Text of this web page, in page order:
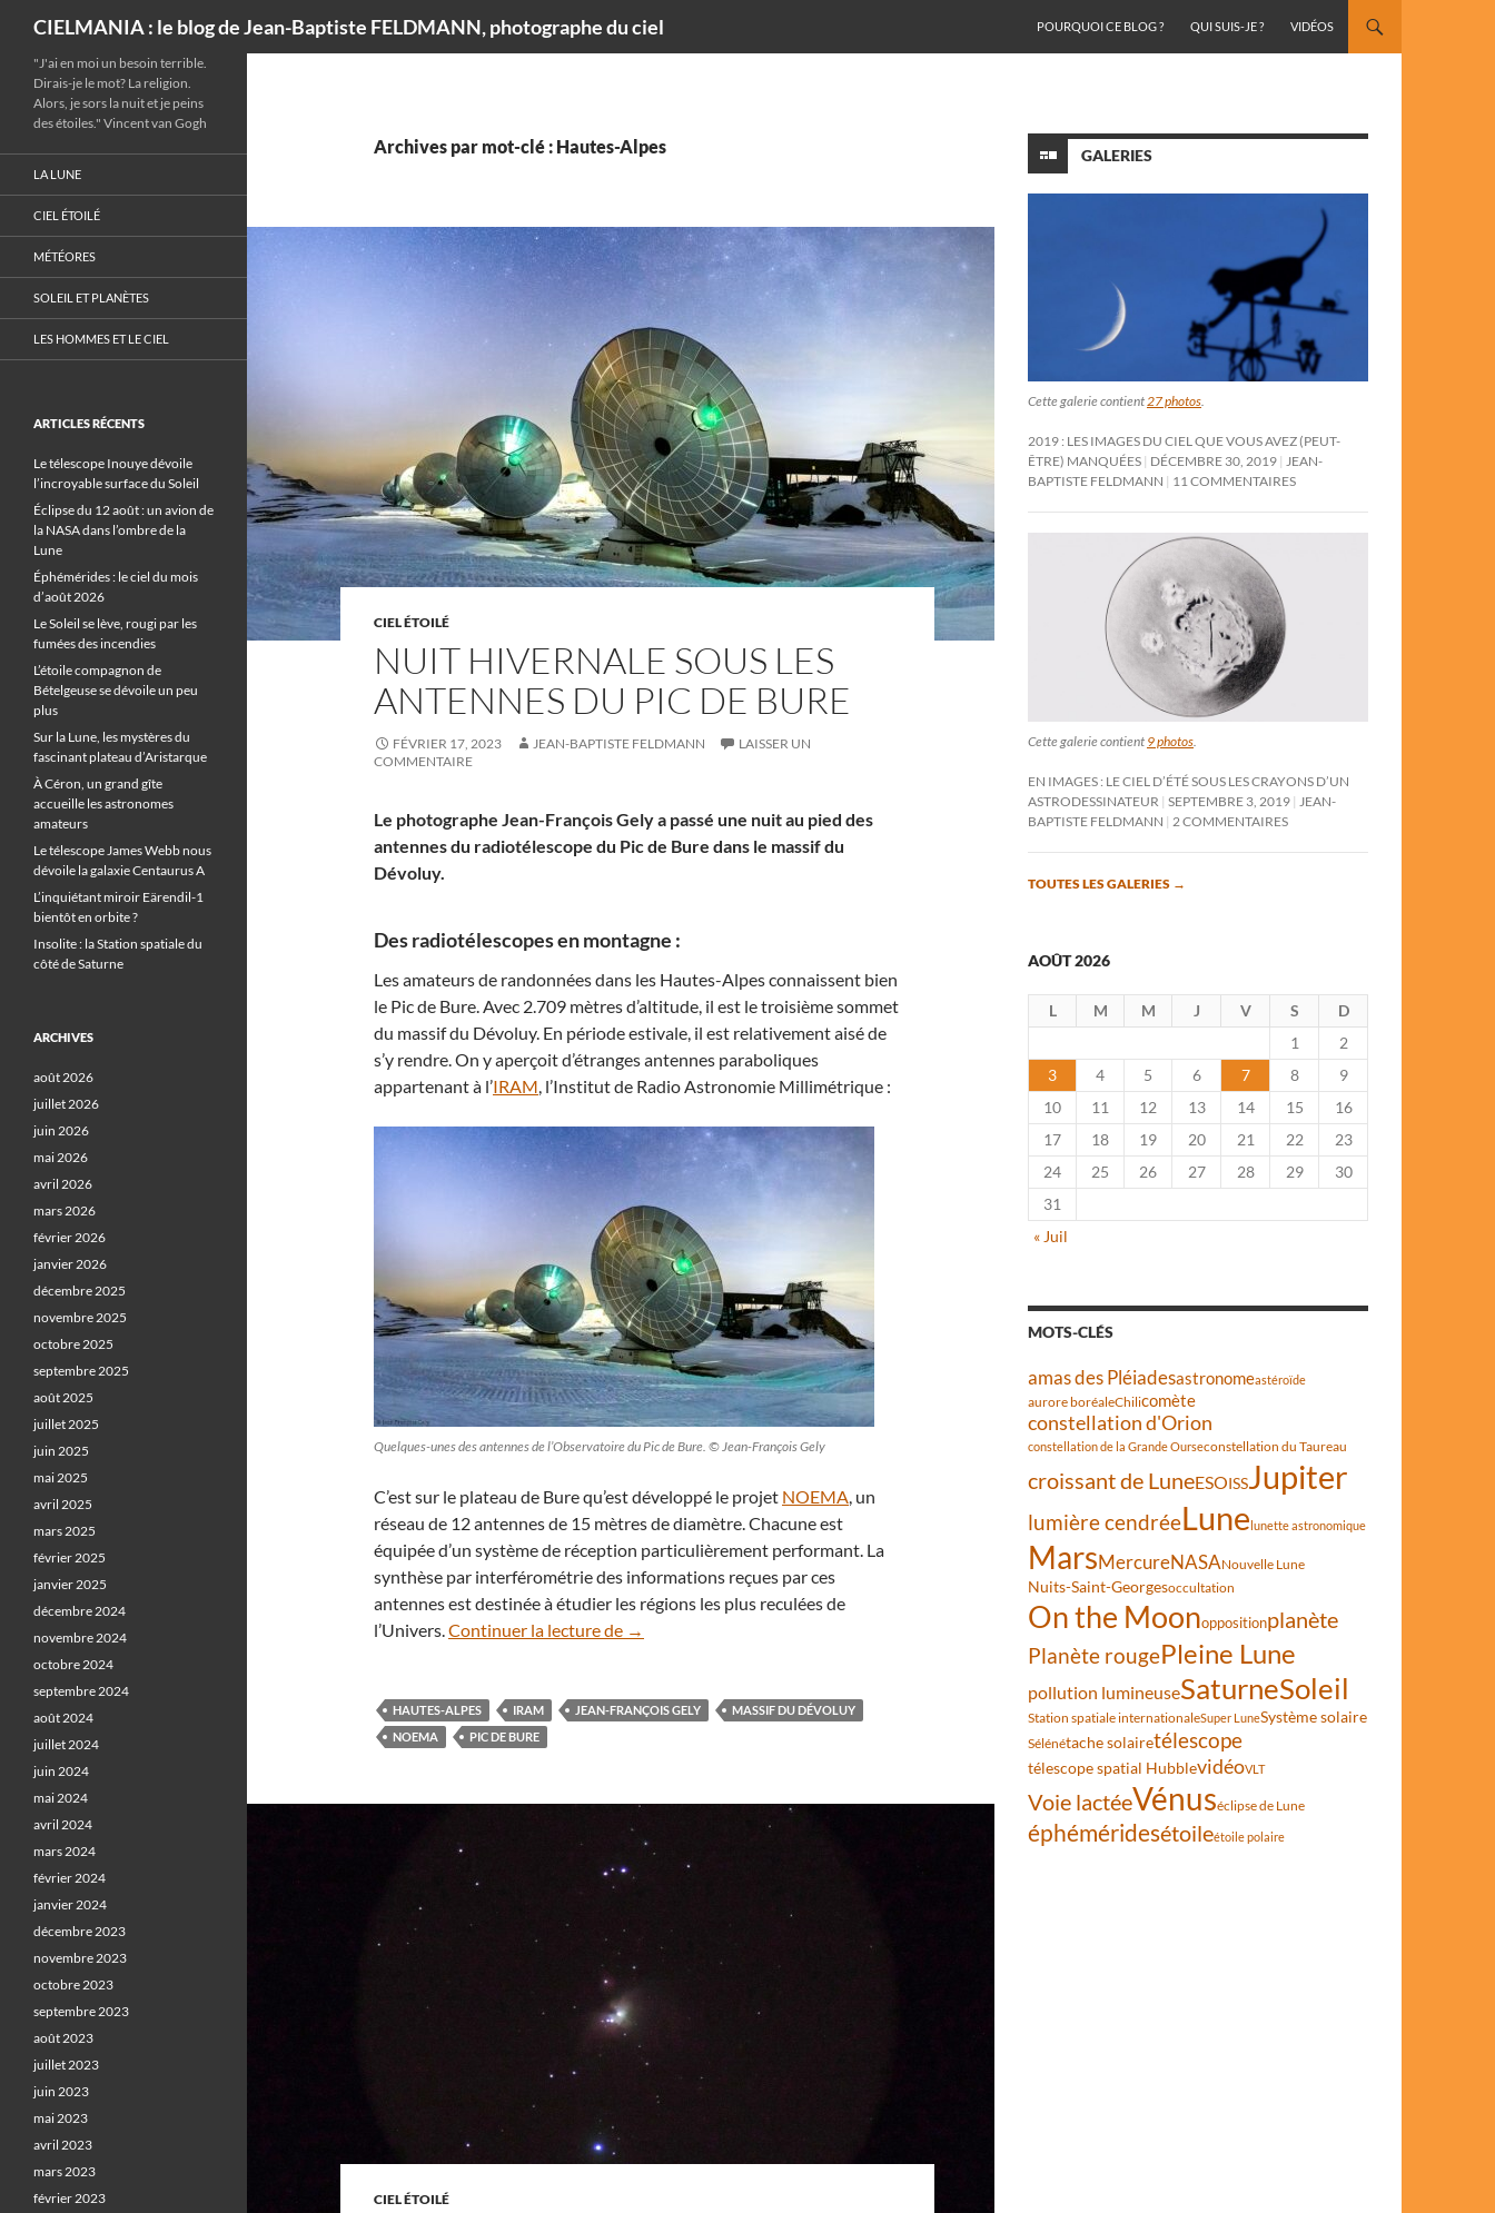
CIELMANIA : le blog de Jean-Baptiste FELDMANN, photographe du ciel
POURQUOI CE BLOG ?
QUI SUIS-JE ? VIDÉOS
Archives par mot-clé : Hautes-Alpes
CIEL ÉTOILÉ
NUIT HIVERNALE SOUS LES
ANTENNES DU PIC DE BURE
FÉVRIER 17, 2023 JEAN-BAPTISTE FELDMANN
LAISSER UN
COMMENTAIRE
Le photographe Jean-François Gely a passé une nuit au pied des
antennes du radiotélescope du Pic de Bure dans le massif du
Dévoluy.
Des radiotélescopes en montagne :
Les amateurs de randonnées dans les Hautes-Alpes connaissent bien
le Pic de Bure. Avec 2.709 mètres d’altitude, il est le troisième sommet
du massif du Dévoluy. En période estivale, il est relativement aisé de
s’y rendre. On y aperçoit d’étranges antennes paraboliques
appartenant à l’IRAM, l’Institut de Radio Astronomie Millimétrique :
Quelques-unes des antennes de l’Observatoire du Pic de Bure. © Jean-François Gely
C’est sur le plateau de Bure qu’est développé le projet NOEMA, un
réseau de 12 antennes de 15 mètres de diamètre. Chacune est
équipée d’un système de réception particulièrement performant. La
synthèse par interférométrie des informations reçues par ces
antennes est destinée à étudier les régions les plus reculées de
l’Univers.Continuer la lecture de Nuit hivernale sous les antennes du Pic de Bure
→
HAUTES-ALPES IRAM JEAN-FRANÇOIS GELY
MASSIF DU DÉVOLUY
NOEMA
PIC DE BURE
CIEL ÉTOILÉ
GALERIES
Cette galerie contient27 photos.
2019 : LES IMAGES DU CIEL QUE VOUS AVEZ (PEUT-
ÊTRE) MANQUÉES DÉCEMBRE 30, 2019 JEAN-
BAPTISTE FELDMANN
11 COMMENTAIRES
Cette galerie contient 9 photos
EN IMAGES : LE CIEL D’ÉTÉ SOUS LES CRAYONS D’UN
ASTRODESSINATEUR SEPTEMBRE 3, 2019
JEAN-
BAPTISTE FELDMANN
2 COMMENTAIRES
TOUTES LES GALERIES →
AOÛT 2026
L M M J V S
D
1
2
3
4 5 6 7 8
9
10
11 12 13 14 15
16
17
18 19 20 21 22
23
24
25 26 27 28 29
30
31
« Juil
MOTS-CLÉS
amas des Pléiadesastronomeastéroïde
aurore boréaleChilicomète
constellation d'Orion
constellation de la Grande Ourseconstellation du Taureau
croissant de LuneESOISSJupiter
lumière cendréeLunelunette astronomique
MarsMercureNASANouvelle Lune
Nuits-Saint-Georgesoccultation
On the Moonoppositionplanète
Planète rougePleine Lune
pollution lumineuseSaturneSoleil
Station spatiale internationaleSuper LuneSystème solaire
Sélénétache solairetélescope
télescope spatial HubblevidéoVLT
Voie lactéeVénuséclipse de Lune
éphéméridesétoileétoile polaire
"J'ai en moi un besoin terrible.
Dirais-je le mot? La religion.
Alors, je sors la nuit et je peins
des étoiles." Vincent van Gogh
LA LUNE
CIEL ÉTOILÉ
MÉTÉORES
SOLEIL ET PLANÈTES
LES HOMMES ET LE CIEL
ARTICLES RÉCENTS
Le télescope Inouye dévoile
l’incroyable surface du Soleil
Éclipse du 12 août : un avion de
la NASA dans l’ombre de la
Lune
Éphémérides : le ciel du mois
d’août 2026
Le Soleil se lève, rougi par les
fumées des incendies
L’étoile compagnon de
Bételgeuse se dévoile un peu
plus
Sur la Lune, les mystères du
fascinant plateau d’Aristarque
À Céron, un grand gîte
accueille les astronomes
amateurs
Le télescope James Webb nous
dévoile la galaxie Centaurus A
L’inquiétant miroir Eärendil-1
bientôt en orbite ?
Insolite : la Station spatiale du
côté de Saturne
ARCHIVES
août 2026
juillet 2026
juin 2026
mai 2026
avril 2026
mars 2026
février 2026
janvier 2026
décembre 2025
novembre 2025
octobre 2025
septembre 2025
août 2025
juillet 2025
juin 2025
mai 2025
avril 2025
mars 2025
février 2025
janvier 2025
décembre 2024
novembre 2024
octobre 2024
septembre 2024
août 2024
juillet 2024
juin 2024
mai 2024
avril 2024
mars 2024
février 2024
janvier 2024
décembre 2023
novembre 2023
octobre 2023
septembre 2023
août 2023
juillet 2023
juin 2023
mai 2023
avril 2023
mars 2023
février 2023